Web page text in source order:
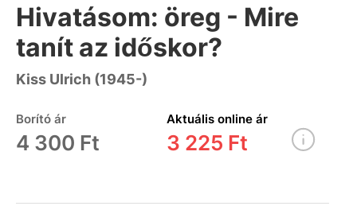
Hivatásom: öreg - Mire
tanít az időskor?
Kiss Ulrich (1945-)
Borító ár
4 300 Ft
Aktuális online ár
3 225 Ft